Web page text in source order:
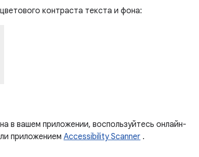
контраста текста и фона:
в вашем приложении, воспользуйтесь онлайн-
приложением Accessibility Scanner .